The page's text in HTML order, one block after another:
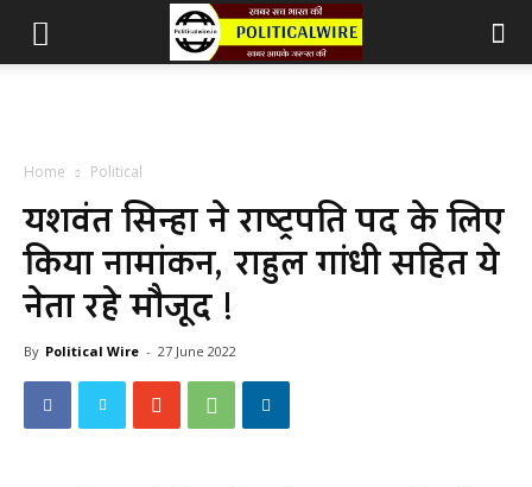
Home Political
यशवंत सिन्हा ने राष्ट्रपति पद के लिए
किया नामांकन, राहुल गांधी सहित ये
नेता रहे मौजूद !
By Political Wire - 27 June 2022